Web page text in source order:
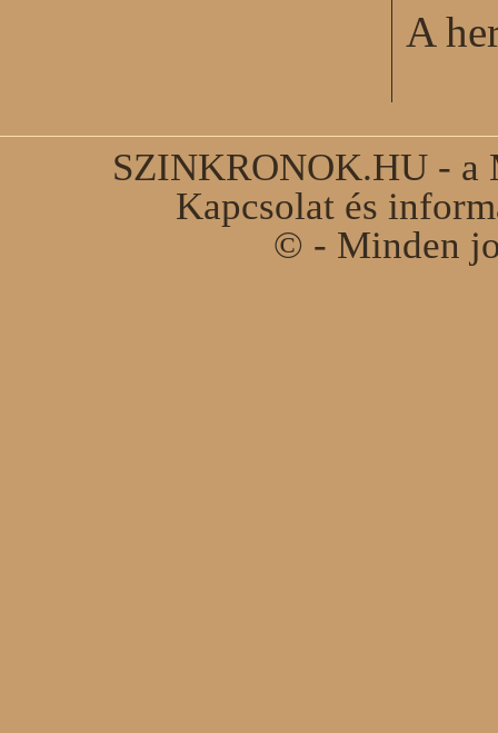
A
SZINKRONOK.HU - a
Kapcsolat és
© - Minden